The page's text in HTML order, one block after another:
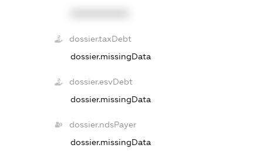
dossier.taxDebt
dossier.missingData
dossier.esvDebt
dossier.missingData
dossier.ndsPayer
dossier.missingData